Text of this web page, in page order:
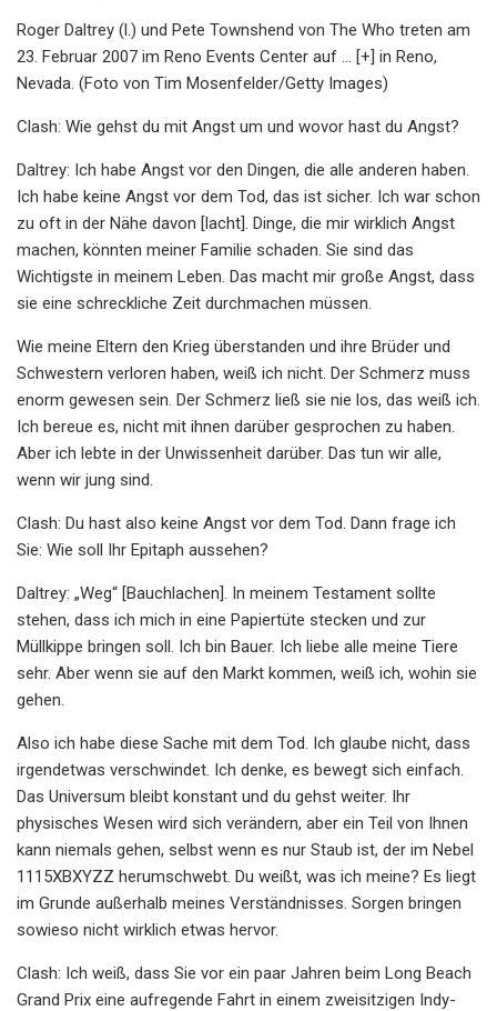
Roger Daltrey (l.) und Pete Townshend von The Who treten am
23. Februar 2007 im Reno Events Center auf ... [+] in Reno,
Nevada. (Foto von Tim Mosenfelder/Getty Images)
Clash: Wie gehst du mit Angst um und wovor hast du Angst?
Daltrey: Ich habe Angst vor den Dingen, die alle anderen haben.
Ich habe keine Angst vor dem Tod, das ist sicher. Ich war schon
zu oft in der Nähe davon [lacht]. Dinge, die mir wirklich Angst
machen, könnten meiner Familie schaden. Sie sind das
Wichtigste in meinem Leben. Das macht mir große Angst, dass
sie eine schreckliche Zeit durchmachen müssen.
Wie meine Eltern den Krieg überstanden und ihre Brüder und
Schwestern verloren haben, weiß ich nicht. Der Schmerz muss
enorm gewesen sein. Der Schmerz ließ sie nie los, das weiß ich.
Ich bereue es, nicht mit ihnen darüber gesprochen zu haben.
Aber ich lebte in der Unwissenheit darüber. Das tun wir alle,
wenn wir jung sind.
Clash: Du hast also keine Angst vor dem Tod. Dann frage ich
Sie: Wie soll Ihr Epitaph aussehen?
Daltrey: „Weg“ [Bauchlachen]. In meinem Testament sollte
stehen, dass ich mich in eine Papiertüte stecken und zur
Müllkippe bringen soll. Ich bin Bauer. Ich liebe alle meine Tiere
sehr. Aber wenn sie auf den Markt kommen, weiß ich, wohin sie
gehen.
Also ich habe diese Sache mit dem Tod. Ich glaube nicht, dass
irgendetwas verschwindet. Ich denke, es bewegt sich einfach.
Das Universum bleibt konstant und du gehst weiter. Ihr
physisches Wesen wird sich verändern, aber ein Teil von Ihnen
kann niemals gehen, selbst wenn es nur Staub ist, der im Nebel
1115XBXYZZ herumschwebt. Du weißt, was ich meine? Es liegt
im Grunde außerhalb meines Verständnisses. Sorgen bringen
sowieso nicht wirklich etwas hervor.
Clash: Ich weiß, dass Sie vor ein paar Jahren beim Long Beach
Grand Prix eine aufregende Fahrt in einem zweisitzigen Indy-